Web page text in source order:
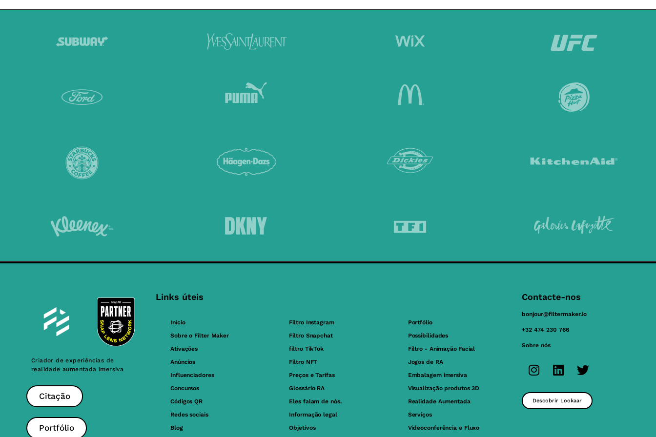
Criador de experiências de
realidade aumentada imersiva
Citação
Portfólio
Links úteis
Início
Sobre o Filter Maker
Ativações
Anúncios
Influenciadores
Concursos
Códigos QR
Redes sociais
Blog
Filtro Instagram
Filtro Snapchat
filtro TikTok
Filtro NFT
Preços e Tarifas
Glossário RA
Eles falam de nós.
Informação legal
Objetivos
Portfólio
Possibilidades
Filtro - Animação Facial
Jogos de RA
Embalagem imersiva
Visualização produtos 3D
Realidade Aumentada
Serviços
Videoconferência e Fluxo
Contacte-nos
bonjour@filtermaker.io
+32 474 230 766
Sobre nós
Descobrir Lookaar